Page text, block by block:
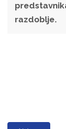
razdoblje.